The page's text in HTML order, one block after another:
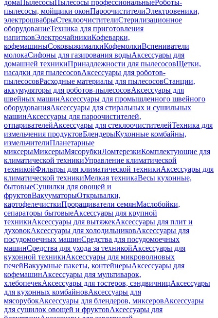
домаПылесосыПылесосы профессиональныеРоботы-
пылесосы, мойщики оконПароочистителиЭлектровеники,
электрошвабрыСтеклоочистителиСтерилизационное
оборудованиеТехника для приготовления
напитковЭлектрочайникиКофеварки,
кофемашиныСоковыжималкиКофемолкиВспениватели
молокаСифоны для газирования водыАксессуары для
домашней техникиПринадлежности для пылесосовЩетки,
насадки для пылесосовАксессуары для роботов-
пылесосовРасходные материалы для пылесосовСтанции,
аккумуляторы для роботов-пылесосовАксессуары для
швейных машинАксессуары для промышленного швейного
оборудованияАксессуары для стиральных и сушильных
машинАксессуары для пароочистителей,
отпаривателейАксессуары для стеклоочистителейТехника для
измельчения продуктовБлендерыКухонные комбайны,
измельчителиПланетарные
миксерыМиксерыМясорубкиЛомтерезкиКомплектующие для
климатической техникиУправление климатической
техникойФильтры для климатической техникиАксессуары для
климатической техникиМелкая техникаВесы кухонные,
бытовыеСушилки для овощей и
фруктовВакууматорыОткрывалки,
картофелечисткиПроращиватели семянМаслобойки,
сепараторы бытовыеАксессуары для крупной
техникиАксессуары для вытяжекАксессуары для плит и
духовокАксессуары для холодильниковАксессуары для
посудомоечных машинСредства для посудомоечных
машинСредства для ухода за техникойАксессуары для
кухонной техникиАксессуары для микроволновых
печейВакуумные пакеты, контейнерыАксессуары для
кофемашинАксессуары для мультиварок,
хлебопечекАксессуары для тостеров, сэндвичницАксессуары
для кухонных комбайновАксессуары для
мясорубокАксессуары для блендеров, миксеровАксессуары
для сушилок овощей и фруктовАксессуары для